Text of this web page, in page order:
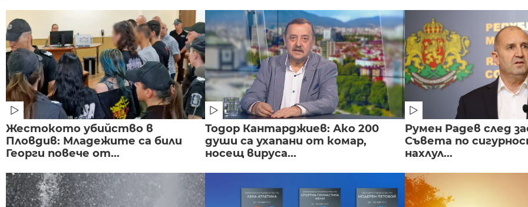
Жестокото убийство в
Пловдив: Младежите са били
Георги повече от...
Тодор Кантарджиев: Ако 200
души са ухапани от комар,
носещ вируса...
Румен Радев след
Съвета по
нахлул...